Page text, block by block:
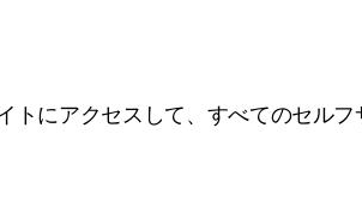
にアクセスして、すべてのセル